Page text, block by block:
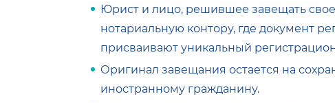
Юрист и лицо, решившее завещать
нотариальную контору, где документ
присваивают уникальный
Оригинал завещания остается на
иностранному гражданину.